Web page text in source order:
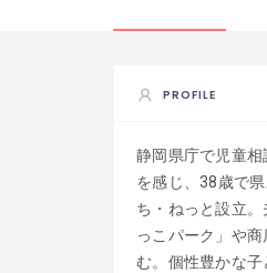
PROFILE
静岡県庁で児童
を感じ、38歳で
ち・ねっと設立
っこパーク」や
む。個性豊かな